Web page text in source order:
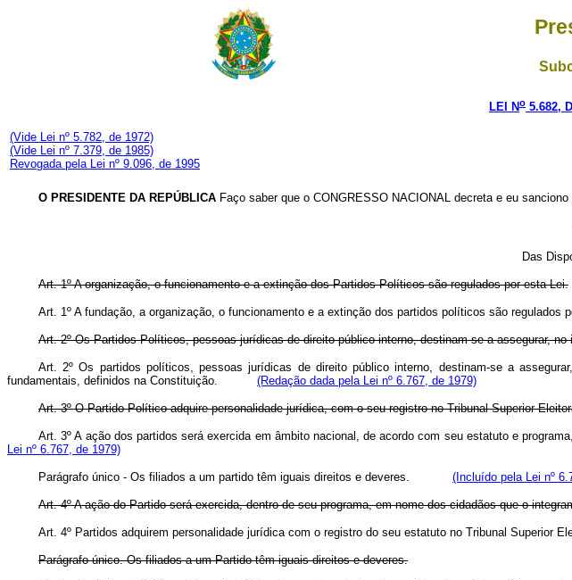
LEI No 5.682,
(Vide Lei nº 5.782, de 1972)
(Vide Lei nº 7.379, de 1985)
Revogada pela Lei nº 9.096, de 1995
O PRESIDENTE DA REPÚBLICA Faço saber que o CONGRESSO NACIONAL decreta e eu
Das
Art. 1º A organização, o funcionamento e a extinção dos Partidos Políticos são regulados por esta Lei.
Art. 1º A fundação, a organização, o funcionamento e a extinção dos partidos políticos são
Art. 2º Os Partidos Políticos, pessoas jurídicas de direito público interno, destinam-se a assegurar,
Art. 2º Os partidos políticos, pessoas jurídicas de direito público interno, destinam-se a
fundamentais, definidos na Constituição. (Redação dada pela Lei nº 6.767, de 1979)
Art. 3º O Partido Político adquire personalidade jurídica, com o seu registro no Tribunal Superior
Art. 3º A ação dos partidos será exercida em âmbito nacional, de acordo com seu estatuto e
Lei nº 6.767, de 1979)
Parágrafo único - Os filiados a um partido têm iguais direitos e deveres. (Incluído pela Lei nº
Art. 4º A ação do Partido será exercida, dentro de seu programa, em nome dos cidadãos que o
Art. 4º Partidos adquirem personalidade jurídica com o registro do seu estatuto no Tribunal
Parágrafo único. Os filiados a um Partido têm iguais direitos e deveres.